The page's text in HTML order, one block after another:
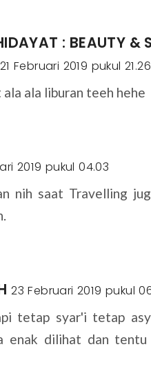
: BEAUTY &
21 Februari 2019 pukul 21.26
ala liburan teeh hehe
2019 pukul 04.03
nih saat Travelling
23 Februari 2019 pukul
tetap syar'i tetap
enak dilihat dan